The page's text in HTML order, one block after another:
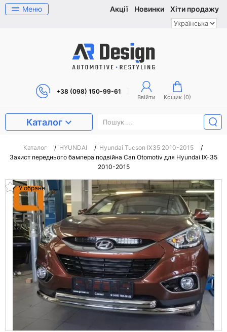
Меню Акції Новинки Хіти продажу
+38 (098) 150-99-61
Ввійти Кошик (0)
Каталог
Каталог / HYUNDAI / Hyundai Tucson IX35 2010-2015
/
Захист переднього бампера подвійна Can Otomotiv для Hyundai IX-35
2010-2015
У обране